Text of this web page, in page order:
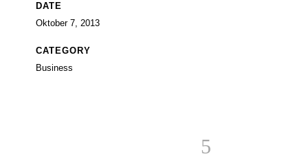
DATE
Oktober 7, 2013
CATEGORY
Business